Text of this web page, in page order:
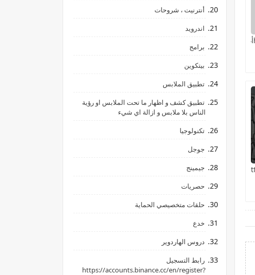
https://youtu.be/Fqgp2xwtPdAأغرب
أنترنيت ، شروحات
اندرويد
برامج
بيتكوين
تطبيق الملابس
تطبيق كشف و اظهار ما تحت الملابس او رؤية
الناس بلا ملابس و ازالة اي شيء
تكنولوجيا
جوجل
جيمينج
حصريات
حلقات متخصيصي الحماية
خدع
دروس الهاردوير
رابط ‏التسجيل
‏https://accounts.binance.cc/en/register?